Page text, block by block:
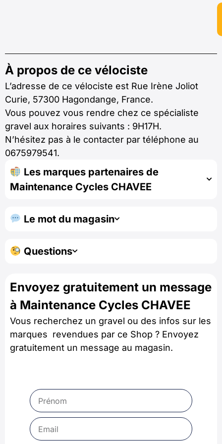
À propos de ce vélociste
L’adresse de ce vélociste est Rue Irène Joliot
Curie, 57300 Hagondange, France.
Vous pouvez vous rendre chez ce spécialiste
gravel aux horaires suivants : 9H17H.
N’hésitez pas à le contacter par téléphone au
0675979541.
Les marques partenaires de
Maintenance Cycles CHAVEE
Le mot du magasin
Questions
Envoyez gratuitement un message
à Maintenance Cycles CHAVEE
Vous recherchez un gravel ou des infos sur les
marques revendues par ce Shop ? Envoyez
gratuitement un message au magasin.